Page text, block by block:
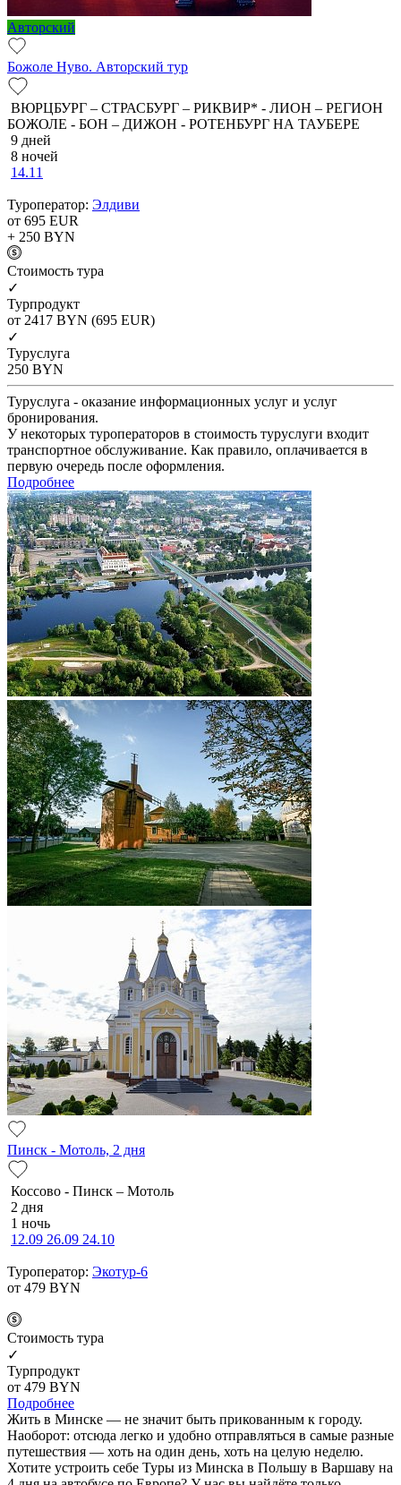
Авторский
Божоле Нуво. Авторский тур
ВЮРЦБУРГ – СТРАСБУРГ – РИКВИР* - ЛИОН – РЕГИОН
БОЖОЛЕ - БОН – ДИЖОН - РОТЕНБУРГ НА ТАУБЕРЕ
9 дней
8 ночей
14.11
Туроператор: Элдиви
от 695 EUR
+ 250 BYN
Cтоимость тура
✓
Турпродукт
от 2417 BYN (695 EUR)
✓
Туруслуга
250 BYN
Туруслуга - оказание информационных услуг и услуг
бронирования.
У некоторых туроператоров в стоимость туруслуги входит
транспортное обслуживание. Как правило, оплачивается в
первую очередь после оформления.
Подробнее
Пинск - Мотоль, 2 дня
Коссово - Пинск – Мотоль
2 дня
1 ночь
12.09 26.09 24.10
Туроператор: Экотур-6
от 479 BYN
Cтоимость тура
✓
Турпродукт
от 479 BYN
Подробнее
Жить в Минске — не значит быть прикованным к городу.
Наоборот: отсюда легко и удобно отправляться в самые разные
путешествия — хоть на один день, хоть на целую неделю.
Хотите устроить себе Туры из Минска в Польшу в Варшаву на